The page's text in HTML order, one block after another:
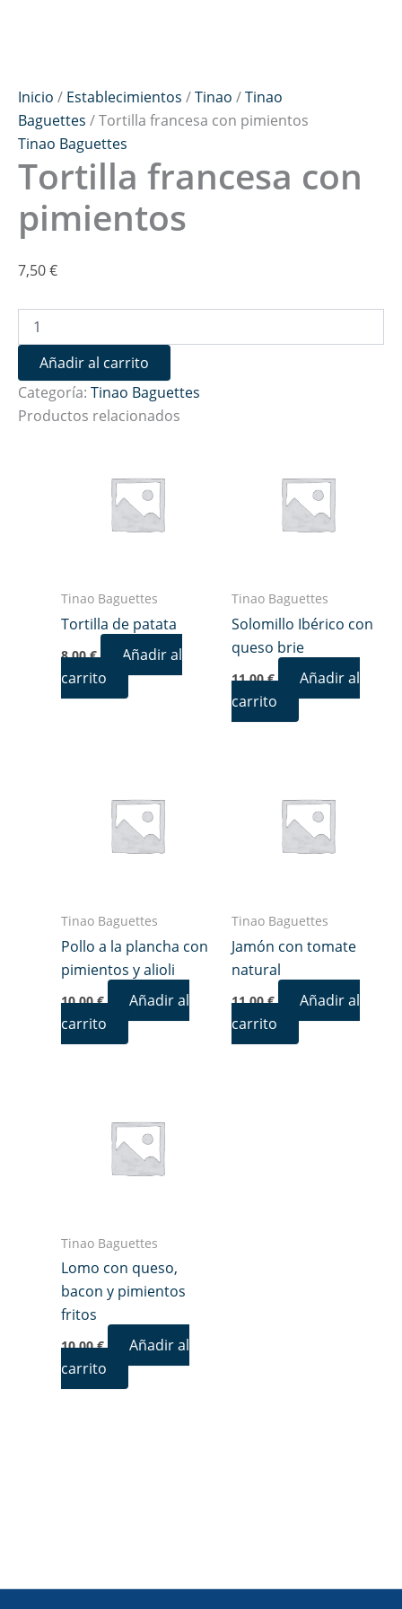
Inicio / Establecimientos /Tinao /Tinao
Baguettes / Tortilla francesa con pimientos
Tinao Baguettes
Tortilla francesa con
pimientos
7,50€
Añadir al carrito
Categoría: Tinao Baguettes
Productos relacionados
Tinao Baguettes
Tortilla de patata
8,00€
Añadir al
carrito
Tinao Baguettes
Solomillo Ibérico con
queso brie
11,00€
Añadir al
carrito
Tinao Baguettes
Pollo a la plancha con
pimientos y alioli
10,00€
Añadir al
carrito
Tinao Baguettes
Jamón con tomate
natural
11,00€
Añadir al
carrito
Tinao Baguettes
Lomo con queso,
bacon y pimientos
fritos
10,00€
Añadir al
carrito